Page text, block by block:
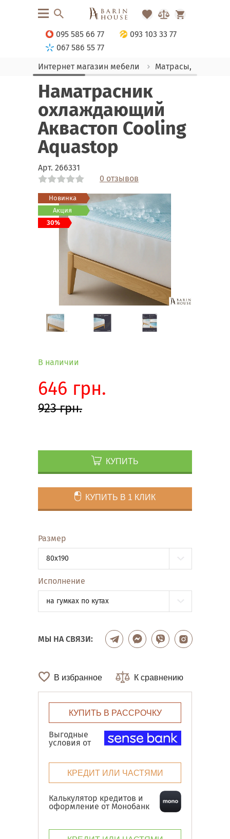
095 585 66 77
093 103 33 77
067 586 55 77
Интернет магазин мебели
Матрасы, текстиль
Наматрасник
охлаждающий
Аквастоп Cooling
Aquastop
Арт. 266331
0 отзывов
Новинка
Акция
30%
Link
Link
Link
В наличии
646 грн.
923 грн.
КУПИТЬ
КУПИТЬ В 1 КЛИК
Размер
80x190
Исполнение
на гумках по кутах
МЫ НА СВЯЗИ:
В избранное К сравнению
КУПИТЬ В РАССРОЧКУ
Выгодные
условия от
КРЕДИТ ИЛИ ЧАСТЯМИ
Калькулятор кредитов и
оформление от Монобанк